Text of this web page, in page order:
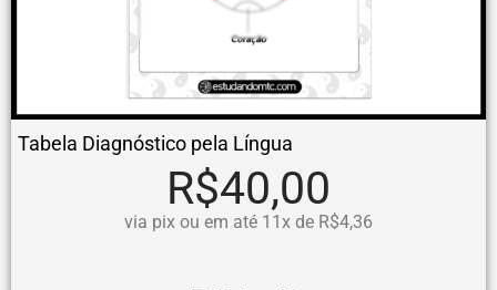
Tabela Diagnóstico pela Língua
R$40,00
via pix ou em até 11x de R$4,36